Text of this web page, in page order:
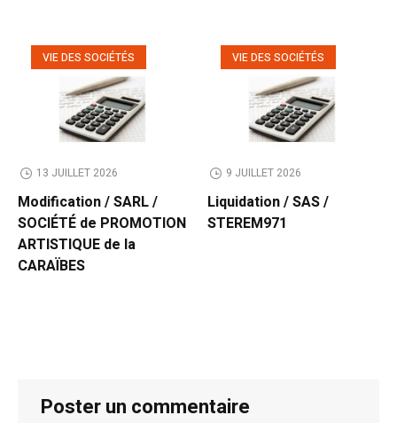
VIE DES SOCIÉTÉS
13 JUILLET 2026
Modification / SARL /
SOCIÉTÉ de PROMOTION
ARTISTIQUE de la
CARAÏBES
VIE DES SOCIÉTÉS
9 JUILLET 2026
Liquidation / SAS /
STEREM971
Poster un commentaire